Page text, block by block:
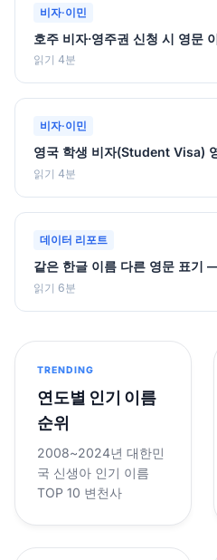
비자·이민
호주 비자·영주권 신청 시 영문
읽기 4분
비자·이민
영국 학생 비자(Student Visa)
읽기 4분
데이터 리포트
같은 한글 이름 다른 영문 표기
읽기 6분
TRENDING
연도별 인기 이름
순위
2008~2024년 대한민
국 신생아 인기 이름
TOP 10 변천사